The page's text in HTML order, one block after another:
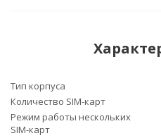
Тип корпуса
Количество SIM-карт
Режим работы нескольких
SIM-карт